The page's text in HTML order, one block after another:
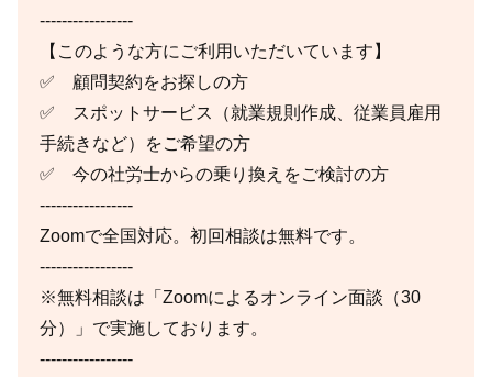
-----------------
【このような方にご利用いただいています】
✅ 顧問契約をお探しの方
✅ スポットサービス（就業規則作成、従業員雇用
手続きなど）をご希望の方
✅ 今の社労士からの乗り換えをご検討の方
-----------------
Zoomで全国対応。初回相談は無料です。
-----------------
※無料相談は「Zoomによるオンライン面談（30
分）」で実施しております。
-----------------